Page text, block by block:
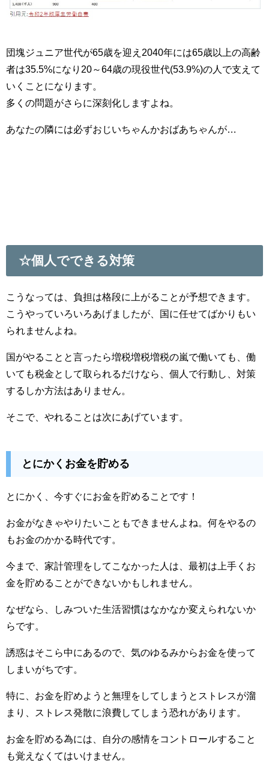
団塊ジュニア世代が65歳を迎え 2040年には65歳以上の高齢
者は35.5%になり20～64歳の現役世代(53.9%)の人で支えて
いくことになります。
多くの問題がさらに深刻化しますよね。
あなたの隣には必ずおじいちゃんかおばあちゃんが…
☆個人でできる対策
こうなっては、負担は格段に上がることが予想できます。
こうやっていろいろあげましたが、国に任せてばかりもい
られませんよね。
国がやることと言ったら増税増税増税の嵐で働いても、働
いても税金として取られるだけなら、個人で行動し、対策
するしか方法はありません。
そこで、やれることは次にあげています。
とにかくお金を貯める
とにかく、今すぐにお金を貯めることです！
お金がなきゃやりたいこともできませんよね。何をやるの
もお金のかかる時代です。
今まで、家計管理をしてこなかった人は、最初は上手くお
金を貯めることができないかもしれません。
なぜなら、しみついた生活習慣はなかなか変えられないか
らです。
誘惑はそこら中にあるので、気のゆるみからお金を使って
しまいがちです。
特に、お金を貯めようと無理をしてしまうとストレスが溜
まり、ストレス発散に浪費してしまう恐れがあります。
お金を貯める為には、自分の感情をコントロールすること
も覚えなくてはいけません。